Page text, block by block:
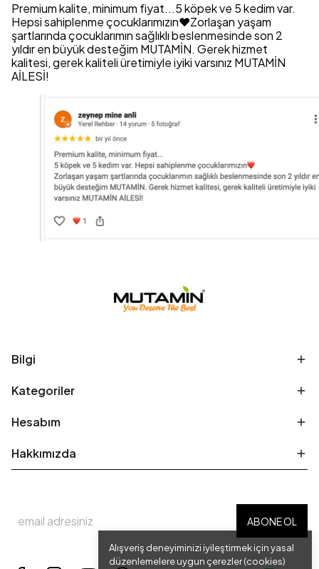
Alışveriş deneyiminizi iyileştirmek için yasal
düzenlemelere uygun çerezler (cookies)
Premium kalite, minimum fiyat...5 köpek ve 5 kedim var.
Hepsi sahiplenme çocuklarımızın❤️Zorlaşan yaşam
şartlarında çocuklarımın sağlıklı beslenmesinde son 2
yıldır en büyük desteğim MUTAMİN. Gerek hizmet
kalitesi, gerek kaliteli üretimiyle iyiki varsınız MUTAMİN
AİLESİ!
Bilgi
Kategoriler
Hesabım
Hakkımızda
ABONE OL